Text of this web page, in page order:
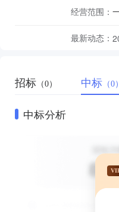
经营范围：
最新动态：
招标 （0） 中标 （0）
中标分析